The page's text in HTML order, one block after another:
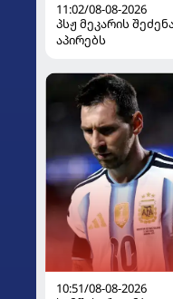
11:02/08-08-2026
პსჟ მეკარის
აპირებს
10:51/08-08-2026